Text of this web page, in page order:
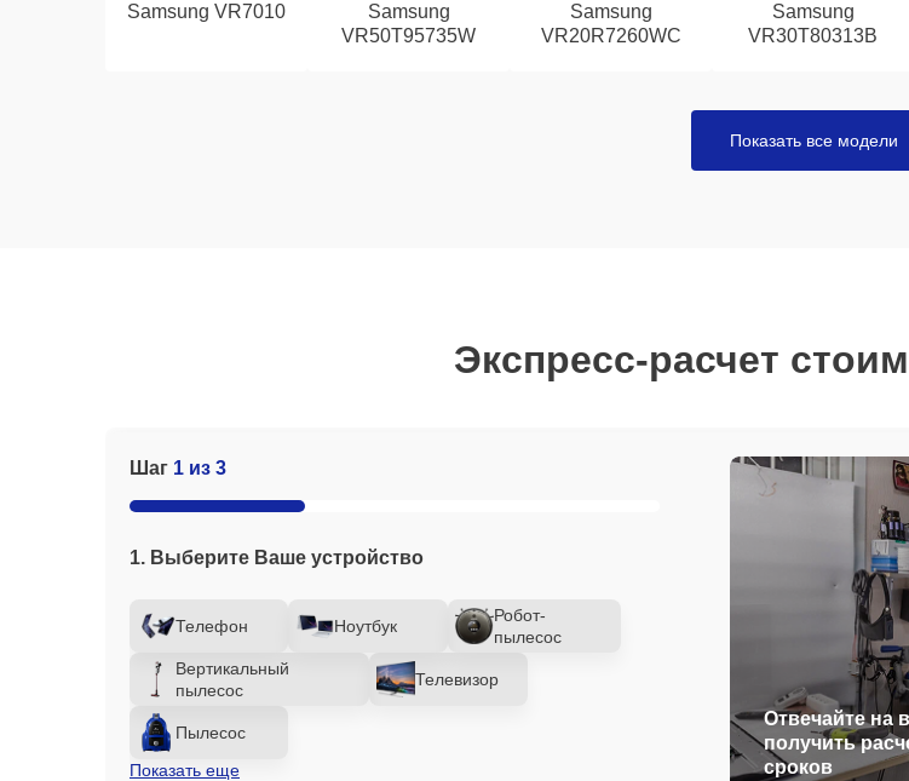
Samsung VR7010
Samsung
VR50T95735W
Samsung
VR20R7260WC
Samsung
VR30T80313B
Показать все модели
Экспресс-расчет
Шаг 1 из 3
1. Выберите Ваше устройство
Телефон Ноутбук
Робот-
пылесос
Вертикальный
пылесос
Телевизор
Пылесос
Показать еще
Отвечайте на
получить
сроков